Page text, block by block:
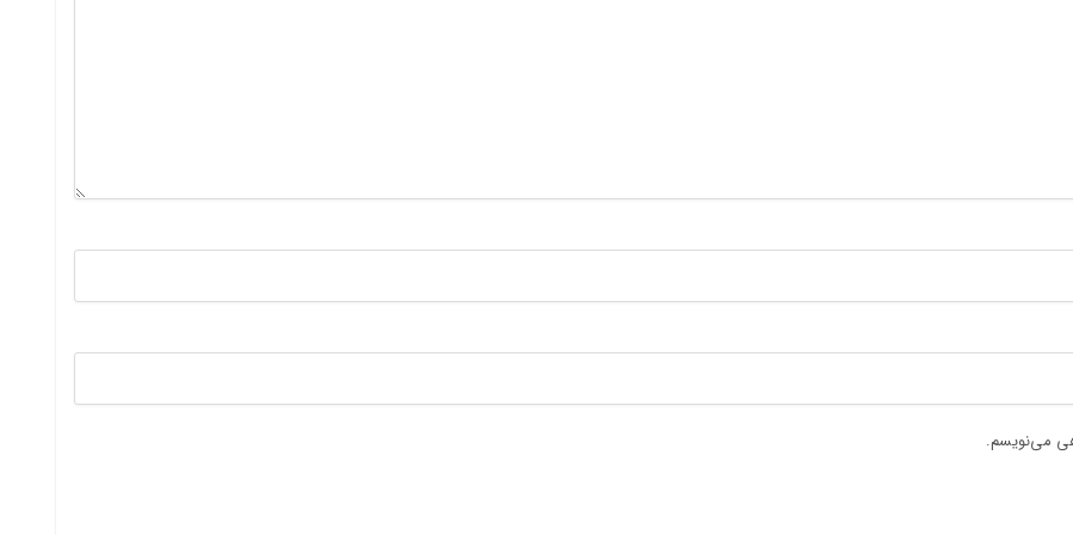
می‌نویسم.